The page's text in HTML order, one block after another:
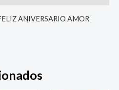
ANIVERSARIO AMOR